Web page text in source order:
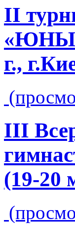
II
г.,
III
(19-20